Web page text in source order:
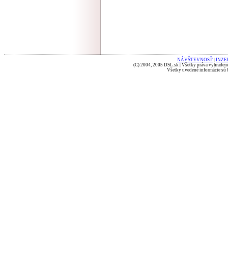
NÁVŠTEVNOSŤ
(C) 2004, 2005 DSL.sk | Všetky práva
Všetky uvedené informácie sú